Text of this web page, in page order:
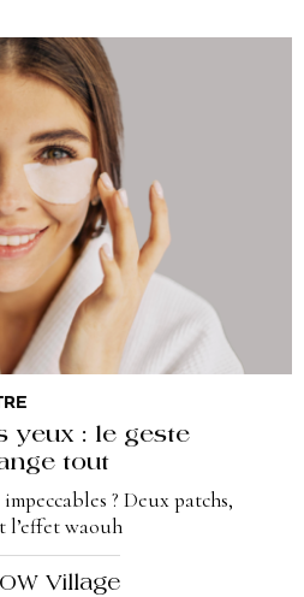
yeux : le geste
tout
? Deux patchs,
l’effet waouh
Village